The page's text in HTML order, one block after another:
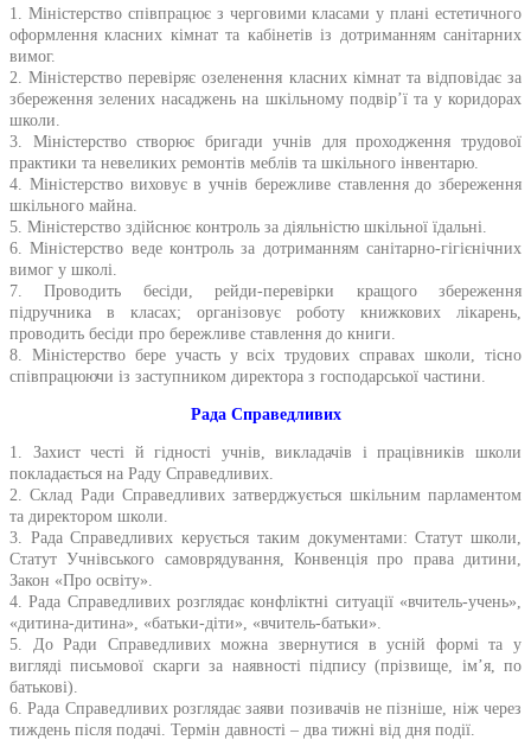
1. Міністерство співпрацює з черговими класами у плані естетичного
оформлення класних кімнат та кабінетів із дотриманням санітарних
вимог.
2. Міністерство перевіряє озеленення класних кімнат та відповідає за
збереження зелених насаджень на шкільному подвір’ї та у коридорах
школи.
3. Міністерство створює бригади учнів для проходження трудової
практики та невеликих ремонтів меблів та шкільного інвентарю.
4. Міністерство виховує в учнів бережливе ставлення до збереження
шкільного майна.
5. Міністерство здійснює контроль за діяльністю шкільної їдальні.
6. Міністерство веде контроль за дотриманням санітарно-гігієнічних
вимог у школі.
7. Проводить бесіди, рейди-перевірки кращого збереження
підручника в класах; організовує роботу книжкових лікарень,
проводить бесіди про бережливе ставлення до книги.
8. Міністерство бере участь у всіх трудових справах школи, тісно
співпрацюючи із заступником директора з господарської частини.
Рада Справедливих
1. Захист честі й гідності учнів, викладачів і працівників школи
покладається на Раду Справедливих.
2. Склад Ради Справедливих затверджується шкільним парламентом
та директором школи.
3. Рада Справедливих керується таким документами: Статут школи,
Статут Учнівського самоврядування, Конвенція про права дитини,
Закон «Про освіту».
4. Рада Справедливих розглядає конфліктні ситуації «вчитель-учень»,
«дитина-дитина», «батьки-діти», «вчитель-батьки».
5. До Ради Справедливих можна звернутися в усній формі та у
вигляді письмової скарги за наявності підпису (прізвище, ім’я, по
батькові).
6. Рада Справедливих розглядає заяви позивачів не пізніше, ніж через
тиждень після подачі. Термін давності – два тижні від дня події.